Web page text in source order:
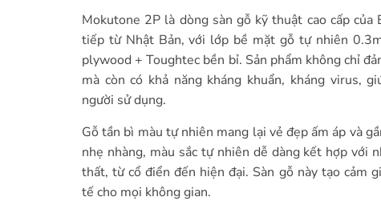
Mokutone 2P là dòng sàn gỗ kỹ thuật cao cấp của
tiếp từ Nhật Bản, với lớp bề mặt gỗ tự nhiên
plywood + Toughtec bền bỉ. Sản phẩm không chỉ
mà còn có khả năng kháng khuẩn, kháng virus,
người sử dụng.
Gỗ tần bì màu tự nhiên mang lại vẻ đẹp ấm áp và
nhẹ nhàng, màu sắc tự nhiên dễ dàng kết hợp với
thất, từ cổ điển đến hiện đại. Sàn gỗ này tạo cảm
tế cho mọi không gian.